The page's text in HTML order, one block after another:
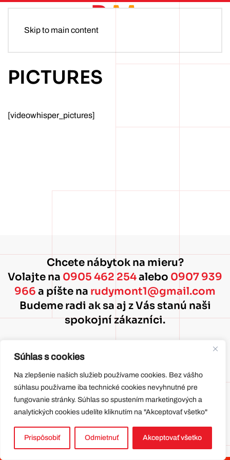
Súhlas s cookies
Na zlepšenie našich služieb používame cookies. Bez vášho
súhlasu používame iba technické cookies nevyhnutné pre
fungovanie stránky. Súhlas so spustením marketingových a
analytických cookies udelíte kliknutím na "Akceptovať všetko"
Prispôsobiť Odmietnuť Akceptovať všetko
Skip to main content
PICTURES
[videowhisper_pictures]
Chcete nábytok na mieru?
Volajte na 0905 462 254alebo 0907 939
966 a píšte na rudymont1@gmail.com
Budeme radi ak sa aj z Vás stanú naši
spokojní zákazníci.
Copyright © 2025 Adrián Rudý - RUDYMONT. Všetky práva
vyhradené
Politika cookies Ochrana osobných údajov - GDPR